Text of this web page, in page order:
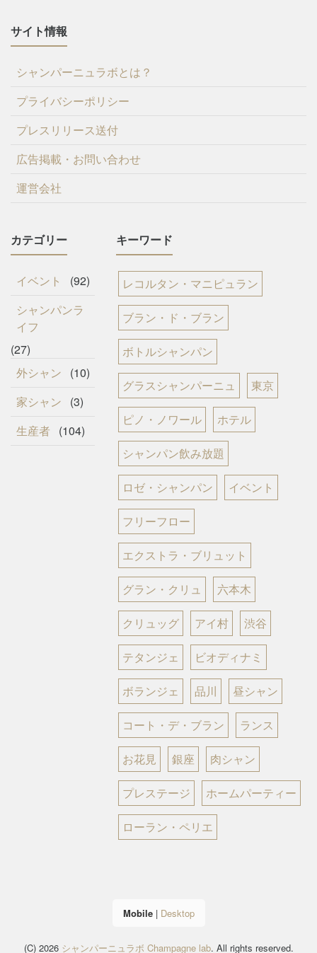
サイト情報
シャンパーニュラボとは？
プライバシーポリシー
プレスリリース送付
広告掲載・お問い合わせ
運営会社
カテゴリー
イベント
(92)
シャンパンラ
イフ
(27)
外シャン
(10)
家シャン
(3)
生産者 (104)
キーワード
レコルタン・マニピュラン
ブラン・ド・ブラン
ボトルシャンパン
グラスシャンパーニュ 東京
ピノ・ノワール ホテル
シャンパン飲み放題
ロゼ・シャンパン イベント
フリーフロー
エクストラ・ブリュット
グラン・クリュ 六本木
クリュッグ アイ村 渋谷
テタンジェ ビオディナミ
ボランジェ 品川 昼シャン
コート・デ・ブラン ランス
お花見 銀座 肉シャン
プレステージ ホームパーティー
ローラン・ペリエ
Mobile| Desktop
(C) 2026 シャンパーニュラボ Champagne lab. All rights reserved.